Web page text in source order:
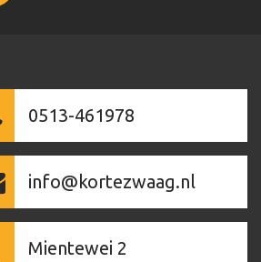
0513-461978
info@kortezwaag.nl
Mientewei 2